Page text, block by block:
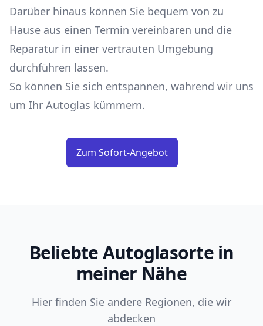
Darüber hinaus können Sie bequem von zu
Hause aus einen Termin vereinbaren und die
Reparatur in einer vertrauten Umgebung
durchführen lassen.
So können Sie sich entspannen, während wir uns
um Ihr Autoglas kümmern.
Zum Sofort-Angebot
Beliebte Autoglasorte in
meiner Nähe
Hier finden Sie andere Regionen, die wir
abdecken